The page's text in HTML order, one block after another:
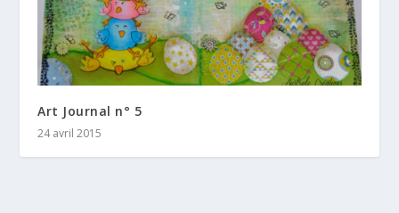
Art Journal n° 5
24 avril 2015